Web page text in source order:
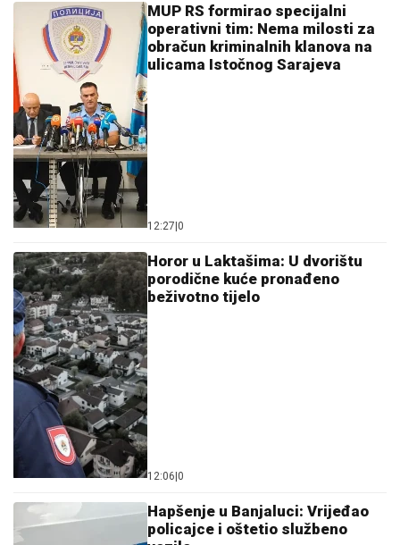
MUP RS formirao specijalni
operativni tim: Nema milosti za
obračun kriminalnih klanova na
ulicama Istočnog Sarajeva
12:27|0
Horor u Laktašima: U dvorištu
porodične kuće pronađeno
beživotno tijelo
12:06|0
Hapšenje u Banjaluci: Vrijeđao
policajce i oštetio službeno